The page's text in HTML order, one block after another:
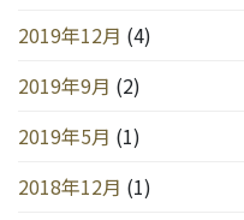
2019年12月 (4)
2019年9月 (2)
2019年5月 (1)
2018年12月 (1)